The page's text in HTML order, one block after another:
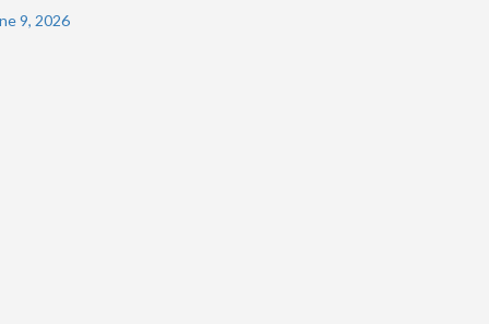
9, 2026